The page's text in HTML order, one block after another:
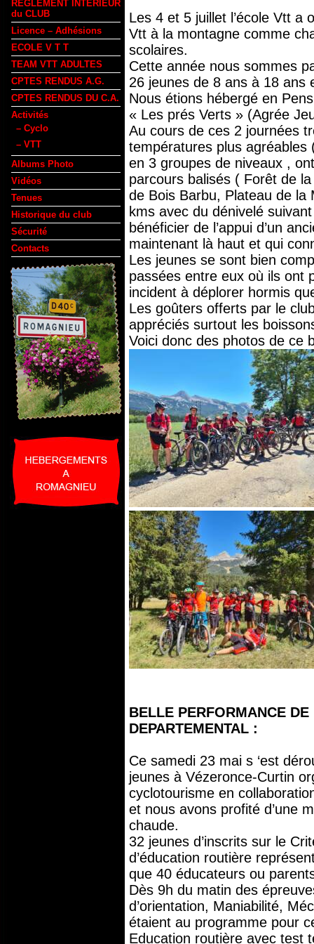
REGLEMENT INTERIEUR
du CLUB
Licence – Adhésions
ECOLE V T T
TEAM VTT ADULTES
CPTES RENDUS A.G.
CPTES RENDUS DU C.A.
Activités
– Cyclo
– VTT
Albums Photo
Vidéos
Tenues
Historique du club
Sécurité
Contacts
Les 4 et 5 juillet l’école Vtt a
Vtt à la montagne comme
scolaires.
Cette année nous sommes
26 jeunes de 8 ans à 18 ans
Nous étions hébergé en
« Les prés Verts » (Agrée
Au cours de ces 2 journées
températures plus agréables
en 3 groupes de niveaux ,
parcours balisés ( Forêt de
de Bois Barbu, Plateau de
kms avec du dénivelé
bénéficier de l’appui d’un
maintenant là haut et qui
Les jeunes se sont bien
passées entre eux où ils ont
incident à déplorer hormis
Les goûters offerts par le
appréciés surtout les
Voici donc des photos de ce
BELLE PERFORMANCE
DEPARTEMENTAL :
Ce samedi 23 mai s ‘est
jeunes à Vézeronce-Curtin
cyclotourisme en
et nous avons profité d’une
chaude.
32 jeunes d’inscrits sur le
d’éducation routière
que 40 éducateurs ou
Dès 9h du matin des
d’orientation, Maniabilité,
étaient au programme pour
Education routière avec test